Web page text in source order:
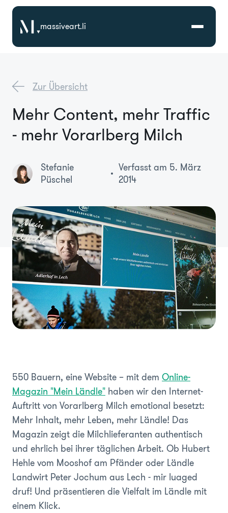
massiveart.li
Referenzen
Branchen
Über Uns
Zur Übersicht
Mehr Content, mehr Traffic
- mehr Vorarlberg Milch
Stefanie
Püschel
Verfasst am 5. März
2014
550 Bauern, eine Website – mit dem Online-
Magazin "Mein Ländle" haben wir den Internet-
Auftritt von Vorarlberg Milch emotional besetzt:
Mehr Inhalt, mehr Leben, mehr Ländle! Das
Magazin zeigt die Milchlieferanten authentisch
und ehrlich bei ihrer täglichen Arbeit. Ob Hubert
Hehle vom Mooshof am Pfänder oder Ländle
Landwirt Peter Jochum aus Lech - mir luaged
druf! Und präsentieren die Vielfalt im Ländle mit
einem Klick.